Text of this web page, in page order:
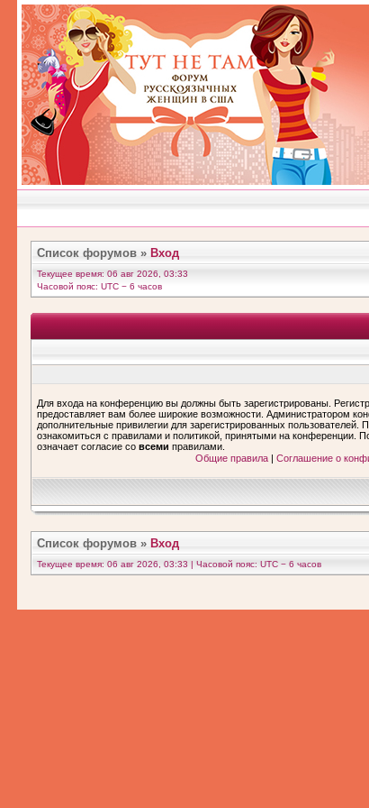
Список форумов » Вход
Текущее время: 06 авг 2026, 03:33
Часовой пояс: UTC − 6 часов
Для входа на конференцию вы должны быть зарегистрированы.
предоставляет вам более широкие возможности. Администратором
дополнительные привилегии для зарегистрированных пользователей.
ознакомиться с правилами и политикой, принятыми на конференции.
означает согласие со всеми правилами.
Общие правила| Соглашение о
Список форумов » Вход
Текущее время: 06 авг 2026, 03:33 | Часовой пояс: UTC − 6 часов